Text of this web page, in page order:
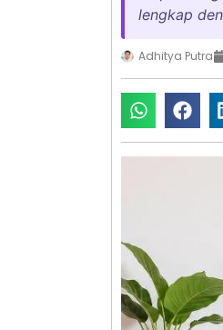
lengkap
Adhitya Putra